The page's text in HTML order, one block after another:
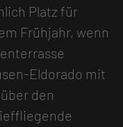
Platz für
Frühjahr, wenn
Eldorado mit
den